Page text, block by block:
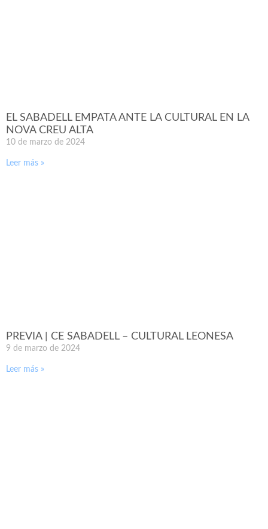
EL SABADELL EMPATA ANTE LA CULTURAL EN LA
NOVA CREU ALTA
10 de marzo de 2024
Leer más »
PREVIA | CE SABADELL – CULTURAL LEONESA
9 de marzo de 2024
Leer más »